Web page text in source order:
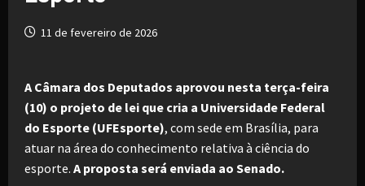
11 de fevereiro de 2026
A Câmara dos Deputados aprovou nesta terça-feira
(10) o projeto de lei que cria a Universidade Federal
do Esporte (UFEsporte), com sede em Brasília, para
atuar na área do conhecimento relativa à ciência do
esporte. A proposta será enviada ao Senado.